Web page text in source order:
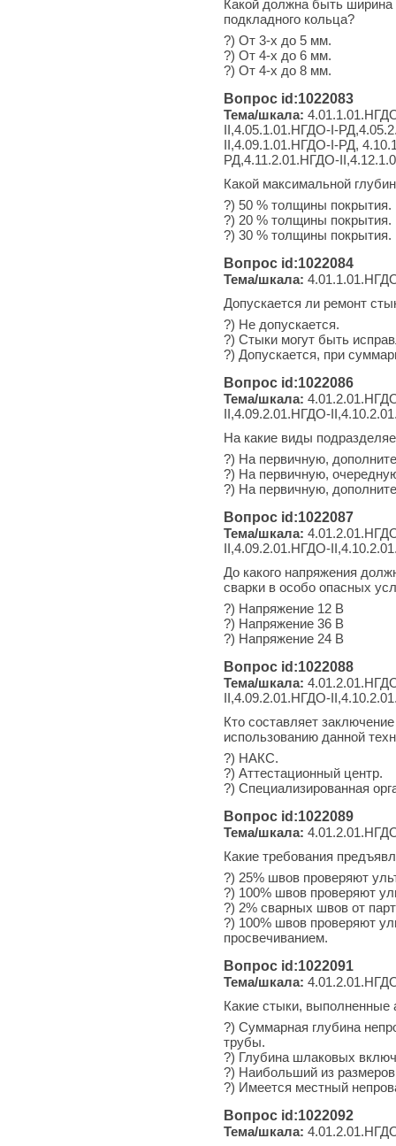
Какой должна быть ширина
подкладного кольца?
?) От 3-х до 5 мм.
?) От 4-х до 6 мм.
?) От 4-х до 8 мм.
Вопрос id:1022083
Тема/шкала:
II,4.05.1.01.НГДО-I-
II,4.09.1.01.НГДО-I-РД,
РД,4.11.2.01.НГДО-
Какой максимальной
?) 50 % толщины покрытия.
?) 20 % толщины покрытия.
?) 30 % толщины покрытия.
Вопрос id:1022084
Тема/шкала:
Допускается ли ремонт
?) Не допускается.
?) Стыки могут быть
?) Допускается, при
Вопрос id:1022086
Тема/шкала:
II,4.09.2.01.НГДО-
На какие виды
?) На первичную,
?) На первичную,
?) На первичную,
Вопрос id:1022087
Тема/шкала:
II,4.09.2.01.НГДО-
До какого напряжения
сварки в особо опасных
?) Напряжение 12 В
?) Напряжение 36 В
?) Напряжение 24 В
Вопрос id:1022088
Тема/шкала:
II,4.09.2.01.НГДО-
Кто составляет
использованию данной
?) НАКС.
?) Аттестационный центр.
?) Специализированная
Вопрос id:1022089
Тема/шкала:
Какие требования
?) 25% швов проверяют
?) 100% швов проверяют
?) 2% сварных швов от
?) 100% швов проверяют
просвечиванием.
Вопрос id:1022091
Тема/шкала:
Какие стыки, выполненные
?) Суммарная глубина
трубы.
?) Глубина шлаковых
?) Наибольший из
?) Имеется местный
Вопрос id:1022092
Тема/шкала: